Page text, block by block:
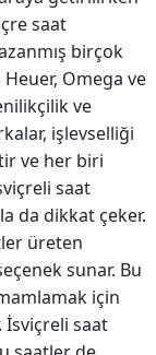
saat
birçok
Heuer, Omega ve
ve
işlevselliği
ve her biri
saat
da dikkat çeker.
üreten
sunar. Bu
için
saat